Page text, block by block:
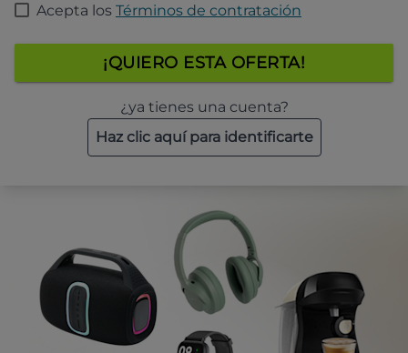
Acepta los Términos de contratación
¡QUIERO ESTA OFERTA!
¿ya tienes una cuenta?
Haz clic aquí para identificarte